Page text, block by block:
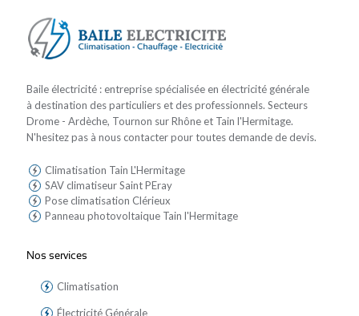
Baile électricité : entreprise spécialisée en électricité générale
à destination des particuliers et des professionnels. Secteurs
Drome - Ardèche, Tournon sur Rhône et Tain l'Hermitage.
N'hesitez pas à nous contacter pour toutes demande de devis.
Climatisation Tain L'Hermitage
SAV climatiseur Saint PEray
Pose climatisation Clérieux
Panneau photovoltaique Tain l'Hermitage
Nos services
Climatisation
Électricité Générale